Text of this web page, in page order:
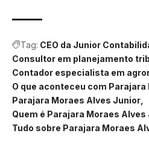
Tag: CEO da Junior
Consultor em planejamento
Contador especialista em
O que aconteceu com
Parajara Moraes Alves Junior
Quem é Parajara Moraes Alves
Tudo sobre Parajara Moraes